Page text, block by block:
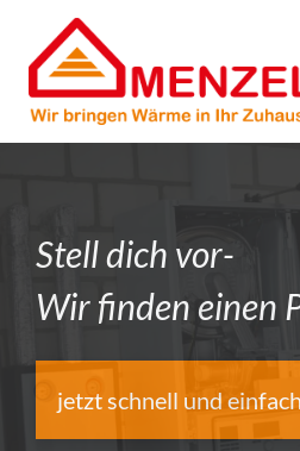
Stell dich vor-
Wir finden einen
jetzt schnell und